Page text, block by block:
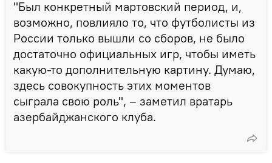
"Был конкретный мартовский период, и,
возможно, повлияло то, что футболисты из
России только вышли со сборов, не было
достаточно официальных игр, чтобы иметь
какую-то дополнительную картину. Думаю,
здесь совокупность этих моментов
сыграла свою роль", – заметил вратарь
азербайджанского клуба.